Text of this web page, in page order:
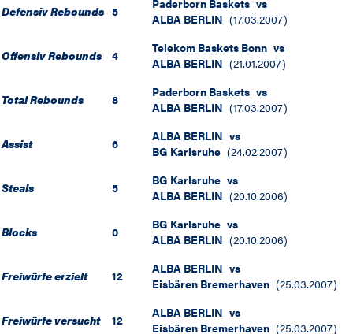
Defensiv Rebounds 5 Paderborn Baskets vs
ALBA BERLIN (17.03.2007)
Offensiv Rebounds 4 Telekom Baskets Bonn vs
ALBA BERLIN (21.01.2007)
Total Rebounds 8 Paderborn Baskets vs
ALBA BERLIN (17.03.2007)
Assist 6 ALBA BERLIN vs
BG Karlsruhe (24.02.2007)
Steals 5 BG Karlsruhe vs
ALBA BERLIN (20.10.2006)
Blocks 0 BG Karlsruhe vs
ALBA BERLIN (20.10.2006)
Freiwürfe erzielt 12 ALBA BERLIN vs
Eisbären Bremerhaven (25.03.2007)
Freiwürfe versucht 12 ALBA BERLIN vs
Eisbären Bremerhaven (25.03.2007)